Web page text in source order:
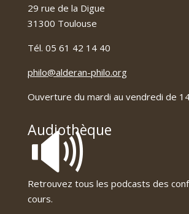
29 rue de la Digue
31300 Toulouse
Tél. 05 61 42 14 40
philo@alderan-philo.org
Ouverture du mardi au vendredi de
Audiothèque
🔊
Retrouvez tous les podcasts des
cours.